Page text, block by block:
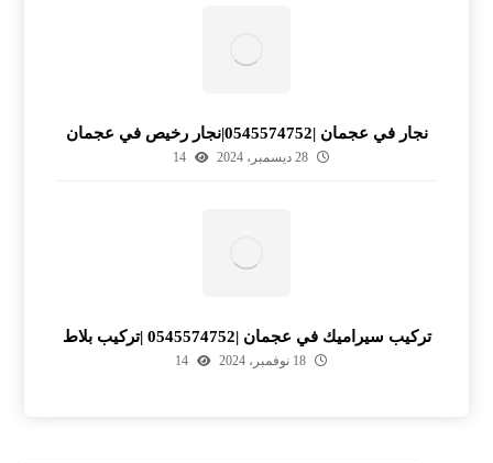
نجار في عجمان |0545574752|نجار رخيص في عجمان
28 ديسمبر، 2024 14
تركيب سيراميك في عجمان |0545574752 |تركيب بلاط
18 نوفمبر، 2024 14